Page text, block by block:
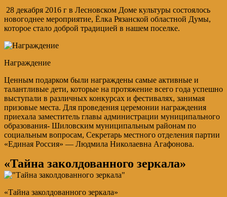
28 декабря 2016 г в Лесновском Доме культуры состоялось
новогоднее мероприятие, Ёлка Рязанской областной Думы,
которое стало доброй традицией в нашем поселке.
Награждение
Ценным подарком были награждены самые активные и
талантливые дети, которые на протяжение всего года успешно
выступали в различных конкурсах и фестивалях, занимая
призовые места. Для проведения церемонии награждения
приехала заместитель главы администрации муниципального
образования- Шиловским муниципальным районам по
социальным вопросам, Секретарь местного отделения партии
«Единая Россия» — Людмила Николаевна Агафонова.
«Тайна заколдованного зеркала»
«Тайна заколдованного зеркала»